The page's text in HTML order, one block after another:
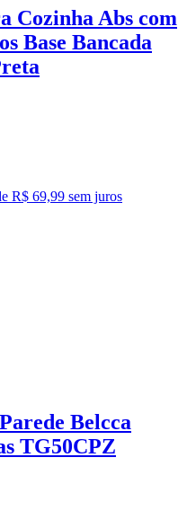
Cozinha Abs com
Base Bancada
R$ 69,99 sem juros
Belcca
TG50CPZ